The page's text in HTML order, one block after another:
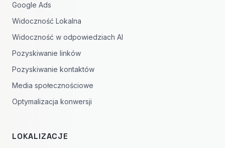
Google Ads
Widoczność Lokalna
Widoczność w odpowiedziach AI
Pozyskiwanie linków
Pozyskiwanie kontaktów
Media społecznościowe
Optymalizacja konwersji
LOKALIZACJE